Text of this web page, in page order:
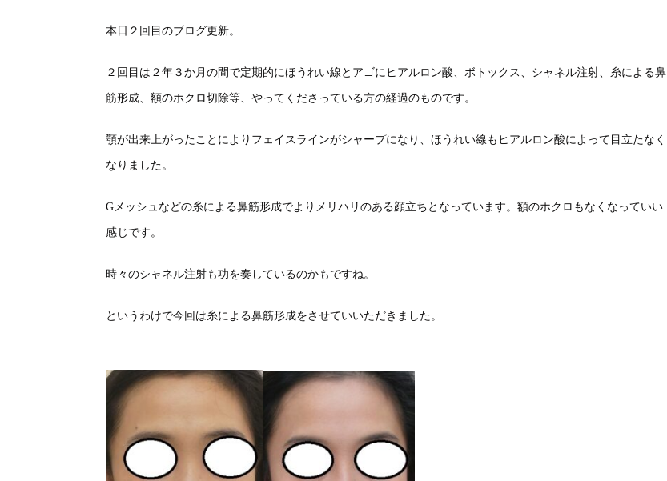
本日２回目のブログ更新。
２回目は２年３か月の間で定期的にほうれい線とアゴにヒアルロン酸、ボトックス、シャネル注射、糸による鼻
筋形成、額のホクロ切除等、やってくださっている方の経過のものです。
顎が出来上がったことによりフェイスラインがシャープになり、ほうれい線もヒアルロン酸によって目立たなく
なりました。
Gメッシュなどの糸による鼻筋形成でよりメリハリのある顔立ちとなっています。額のホクロもなくなっていい
感じです。
時々のシャネル注射も功を奏しているのかもですね。
というわけで今回は糸による鼻筋形成をさせていいただきました。